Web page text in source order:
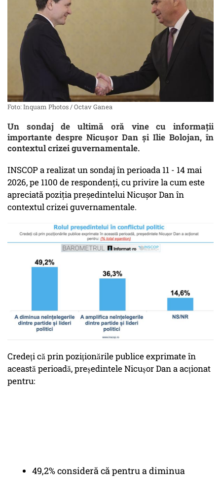
Foto: Inquam Photos / Octav Ganea
Un sondaj de ultimă oră vine cu informații
importante despre Nicușor Dan și Ilie Bolojan, în
contextul crizei guvernamentale.
INSCOP a realizat un sondaj în perioada 11 - 14 mai
2026, pe 1100 de respondenți, cu privire la cum este
apreciată poziția președintelui Nicușor Dan în
contextul crizei guvernamentale.
Credeți că prin poziționările publice exprimate în
această perioadă, președintele Nicușor Dan a acționat
pentru:
49,2% consideră că pentru a diminua